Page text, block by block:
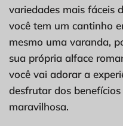
variedades mais fáceis
você tem um cantinho
mesmo uma varanda,
sua própria alface
você vai adorar a
desfrutar dos
maravilhosa.